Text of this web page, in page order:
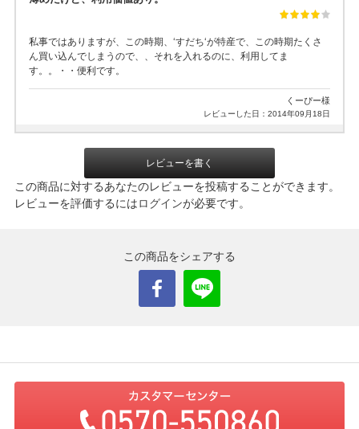
私事ではありますが、この時期、‘すだち‘が特産で、この時期たくさ
ん買い込んでしまうので、、それを入れるのに、利用してま
す。。・・便利です。
くーぴー様
レビューした日：2014年09月18日
レビューを書く
この商品に対するあなたのレビューを投稿することができます。
レビューを評価するにはログインが必要です。
この商品をシェアする